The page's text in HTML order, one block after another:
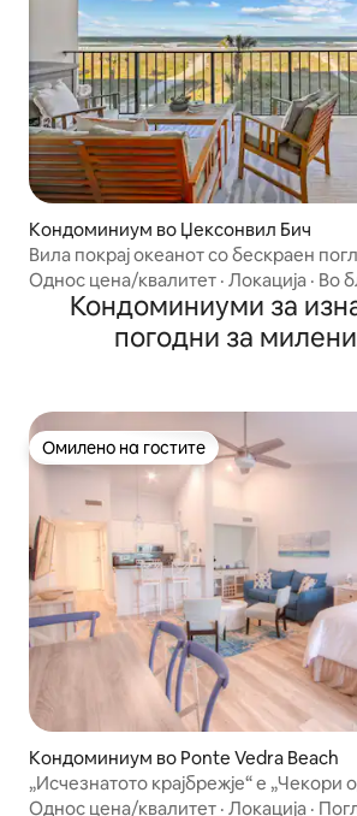
Кондоминиум во Џексонвил Бич
Вила покрај океанот со бескраен
Атлантскиот Океан
Однос цена/квалитет · Локација · Во
Кондоминиуми за
погодни за
Омилено на гостите
Омилено на гостите
Кондоминиум во Ponte Vedra Beach
„Исчезнатото крајбрежје“ е „Чекори
Однос цена/квалитет · Локација ·